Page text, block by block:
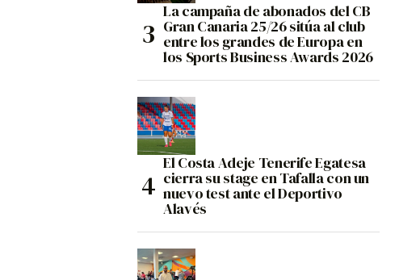
La campaña de abonados del CB
Gran Canaria 25/26 sitúa al club
entre los grandes de Europa en
los Sports Business Awards 2026
El Costa Adeje Tenerife Egatesa
cierra su stage en Tafalla con un
nuevo test ante el Deportivo
Alavés